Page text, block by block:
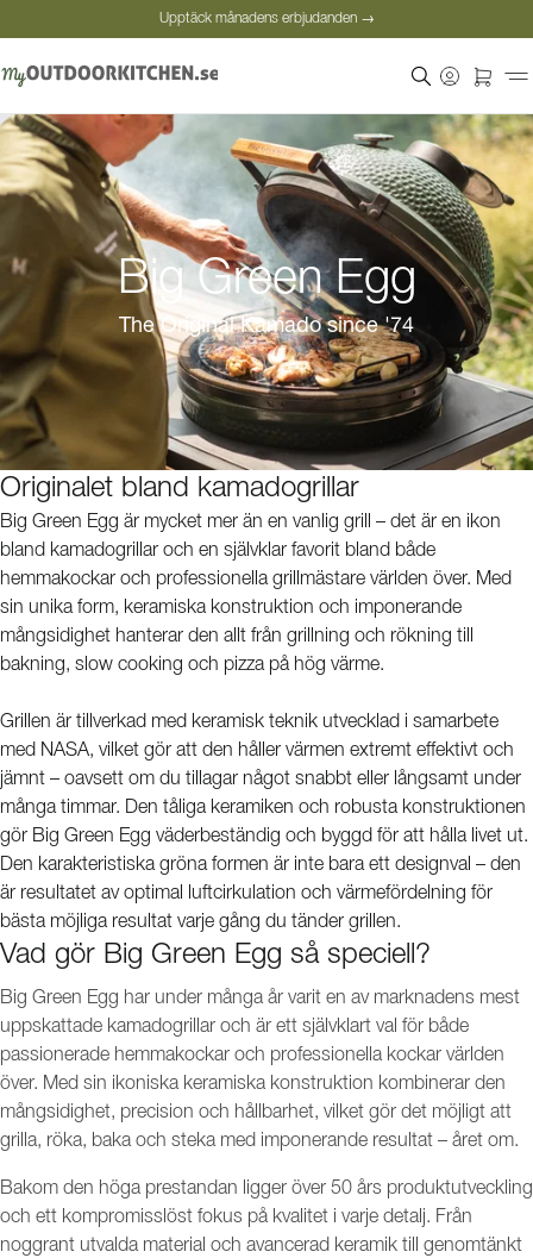
Upptäck månadens erbjudanden →
Upptäck månadens erbjudanden →
Big Green Egg
The Original Kamado since '74
Originalet bland kamadogrillar
Big Green Egg är mycket mer än en vanlig grill – det är en ikon
bland kamadogrillar och en självklar favorit bland både
hemmakockar och professionella grillmästare världen över. Med
sin unika form, keramiska konstruktion och imponerande
mångsidighet hanterar den allt från grillning och rökning till
bakning, slow cooking och pizza på hög värme.
Grillen är tillverkad med keramisk teknik utvecklad i samarbete
med NASA, vilket gör att den håller värmen extremt effektivt och
jämnt – oavsett om du tillagar något snabbt eller långsamt under
många timmar. Den tåliga keramiken och robusta konstruktionen
gör Big Green Egg väderbeständig och byggd för att hålla livet ut.
Den karakteristiska gröna formen är inte bara ett designval – den
är resultatet av optimal luftcirkulation och värmefördelning för
bästa möjliga resultat varje gång du tänder grillen.
Vad gör Big Green Egg så speciell?
Big Green Egg har under många år varit en av marknadens mest
uppskattade kamadogrillar och är ett självklart val för både
passionerade hemmakockar och professionella kockar världen
över. Med sin ikoniska keramiska konstruktion kombinerar den
mångsidighet, precision och hållbarhet, vilket gör det möjligt att
grilla, röka, baka och steka med imponerande resultat – året om.
Bakom den höga prestandan ligger över 50 års produktutveckling
och ett kompromisslöst fokus på kvalitet i varje detalj. Från
noggrant utvalda material och avancerad keramik till genomtänkt